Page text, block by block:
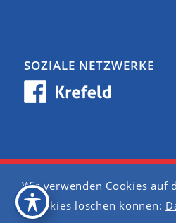
SOZIALE NETZWERKE
Wir verwenden Cookies auf
Cookies löschen können: